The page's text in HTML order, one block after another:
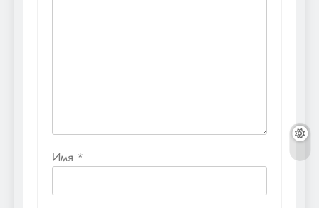
Имя *